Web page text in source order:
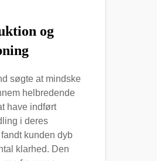
og
søgte at mindske
helbredende
have indført
i deres
kunden dyb
klarhed. Den